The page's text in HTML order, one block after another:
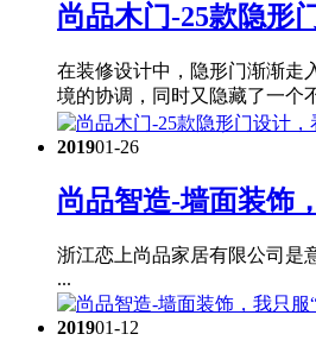
尚品木门-25款隐形
在装修设计中，隐形门渐渐走
境的协调，同时又隐藏了一个
201901-26
尚品智造-墙面装饰
浙江恋上尚品家居有限公司是
...
201901-12